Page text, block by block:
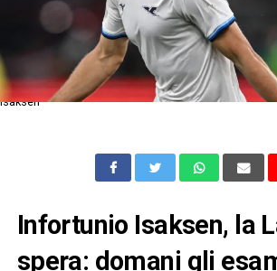
Isaksen
Infortunio Isaksen, la
spera: domani gli